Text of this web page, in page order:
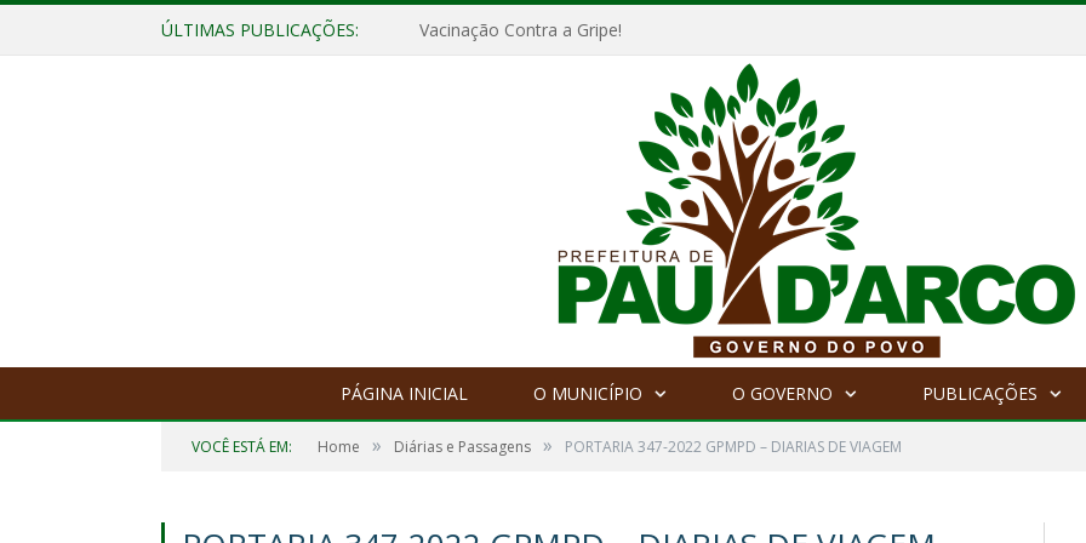
ÚLTIMAS PUBLICAÇÕES: Vacinação Contra a Gripe!
PÁGINA INICIAL O MUNICÍPIO O GOVERNO PUBLICAÇÕES
VOCÊ ESTÁ EM: Home » Diárias e Passagens » PORTARIA 347-2022 GPMPD – DIARIAS DE VIAGEM